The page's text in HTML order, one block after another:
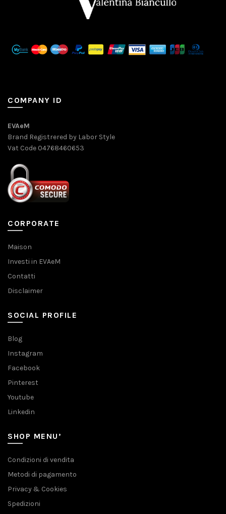
COMPANY ID
EVAeM
Brand Registrered by Labor Style
Vat Code 04768460653
CORPORATE
Maison
Investi in EVAeM
Contatti
Disclaimer
SOCIAL PROFILE
Blog
Instagram
Facebook
Pinterest
Youtube
Linkedin
SHOP MENU’
Condizioni di vendita
Metodi di pagamento
Privacy & Cookies
Spedizioni